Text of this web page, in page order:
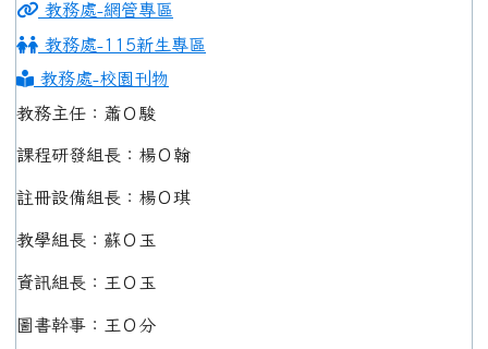
教務處-網管專區
教務處-115新生專區
教務處-校園刊物
教務主任：蕭Ｏ駿
課程研發組長：楊Ｏ翰
註冊設備組長：楊Ｏ琪
教學組長：蘇Ｏ玉
資訊組長：王Ｏ玉
圖書幹事：王Ｏ分